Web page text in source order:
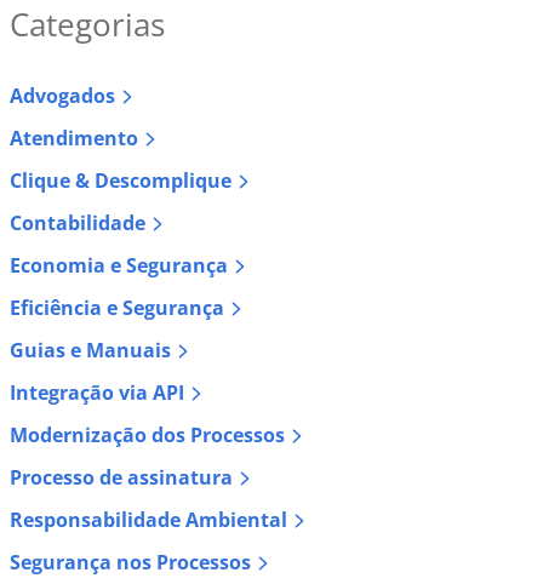
Categorias
Advogados
Atendimento
Clique & Descomplique
Contabilidade
Economia e Segurança
Eficiência e Segurança
Guias e Manuais
Integração via API
Modernização dos Processos
Processo de assinatura
Responsabilidade Ambiental
Segurança nos Processos